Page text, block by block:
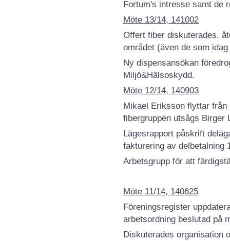
Fortum's intresse samt de
Möte 13/14, 141002
Offert fiber diskuterades.
området (även de som
Ny dispensansökan
Miljö&Hälsoskydd.
Möte 12/14, 140903
Mikael Eriksson flyttar
fibergruppen utsågs Birger
Lägesrapport påskrift
fakturering av delbetalning
Arbetsgrupp för att
Möte 11/14, 140625
Föreningsregister
arbetsordning beslutad på
Diskuterades organisation